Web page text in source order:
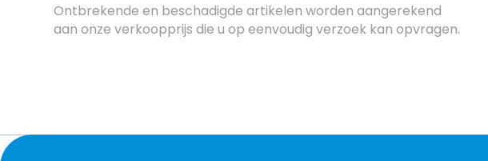
Ontbrekende en beschadigde artikelen worden aangerekend
aan onze verkoopprijs die u op eenvoudig verzoek kan opvragen.